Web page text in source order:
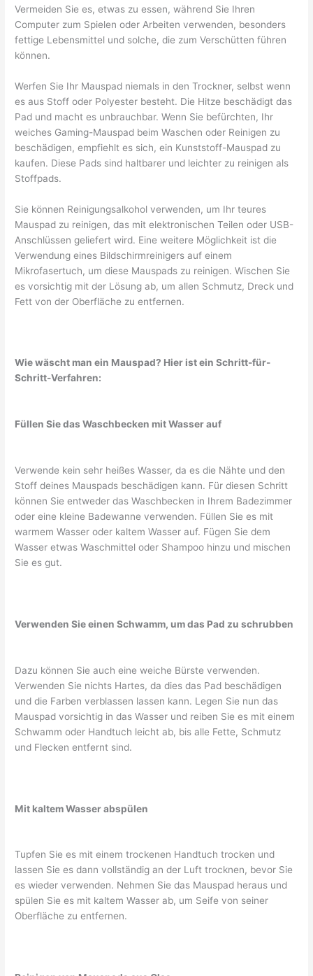
Vermeiden Sie es, etwas zu essen, während Sie Ihren
Computer zum Spielen oder Arbeiten verwenden, besonders
fettige Lebensmittel und solche, die zum Verschütten führen
können.
Werfen Sie Ihr Mauspad niemals in den Trockner, selbst wenn
es aus Stoff oder Polyester besteht. Die Hitze beschädigt das
Pad und macht es unbrauchbar. Wenn Sie befürchten, Ihr
weiches Gaming-Mauspad beim Waschen oder Reinigen zu
beschädigen, empfiehlt es sich, ein Kunststoff-Mauspad zu
kaufen. Diese Pads sind haltbarer und leichter zu reinigen als
Stoffpads.
Sie können Reinigungsalkohol verwenden, um Ihr teures
Mauspad zu reinigen, das mit elektronischen Teilen oder USB-
Anschlüssen geliefert wird. Eine weitere Möglichkeit ist die
Verwendung eines Bildschirmreinigers auf einem
Mikrofasertuch, um diese Mauspads zu reinigen. Wischen Sie
es vorsichtig mit der Lösung ab, um allen Schmutz, Dreck und
Fett von der Oberfläche zu entfernen.
Wie wäscht man ein Mauspad? Hier ist ein Schritt-für-
Schritt-Verfahren:
Füllen Sie das Waschbecken mit Wasser auf
Verwende kein sehr heißes Wasser, da es die Nähte und den
Stoff deines Mauspads beschädigen kann. Für diesen Schritt
können Sie entweder das Waschbecken in Ihrem Badezimmer
oder eine kleine Badewanne verwenden. Füllen Sie es mit
warmem Wasser oder kaltem Wasser auf. Fügen Sie dem
Wasser etwas Waschmittel oder Shampoo hinzu und mischen
Sie es gut.
Verwenden Sie einen Schwamm, um das Pad zu schrubben
Dazu können Sie auch eine weiche Bürste verwenden.
Verwenden Sie nichts Hartes, da dies das Pad beschädigen
und die Farben verblassen lassen kann. Legen Sie nun das
Mauspad vorsichtig in das Wasser und reiben Sie es mit einem
Schwamm oder Handtuch leicht ab, bis alle Fette, Schmutz
und Flecken entfernt sind.
Mit kaltem Wasser abspülen
Tupfen Sie es mit einem trockenen Handtuch trocken und
lassen Sie es dann vollständig an der Luft trocknen, bevor Sie
es wieder verwenden. Nehmen Sie das Mauspad heraus und
spülen Sie es mit kaltem Wasser ab, um Seife von seiner
Oberfläche zu entfernen.